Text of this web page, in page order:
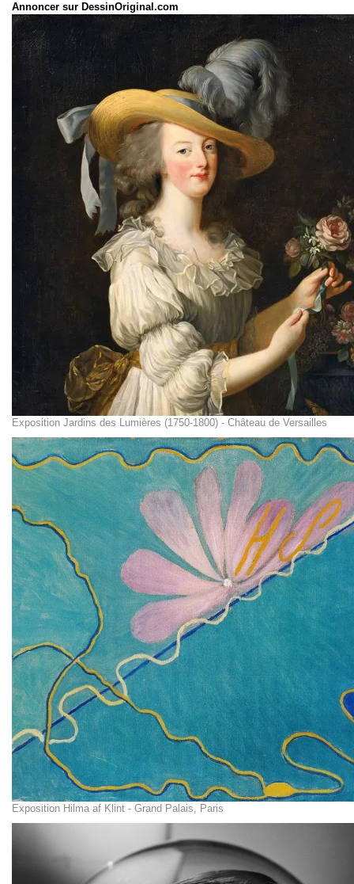
Annoncer sur DessinOriginal.com
Exposition Jardins des Lumières (1750-1800) - Château de Versailles
Exposition Hilma af Klint - Grand Palais, Paris